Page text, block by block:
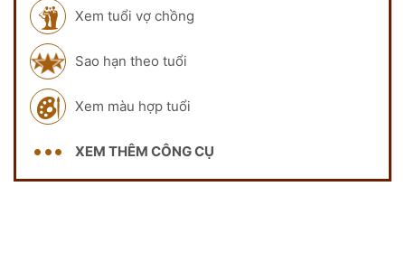
Xem tuổi vợ chồng
Sao hạn theo tuổi
Xem màu hợp tuổi
XEM THÊM CÔNG CỤ